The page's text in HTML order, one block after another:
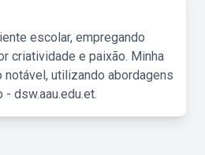
escolar, empregando
criatividade e paixão. Minha
utilizando abordagens
dsw.aau.edu.et.